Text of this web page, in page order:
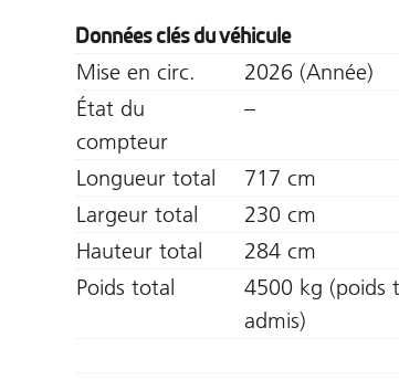
Données clés du véhicule
Mise en circ.
2026 (Année)
État du
compteur
–
Longueur total
717 cm
Largeur total
230 cm
Hauteur total
284 cm
Poids total
4500 kg (poids
admis)